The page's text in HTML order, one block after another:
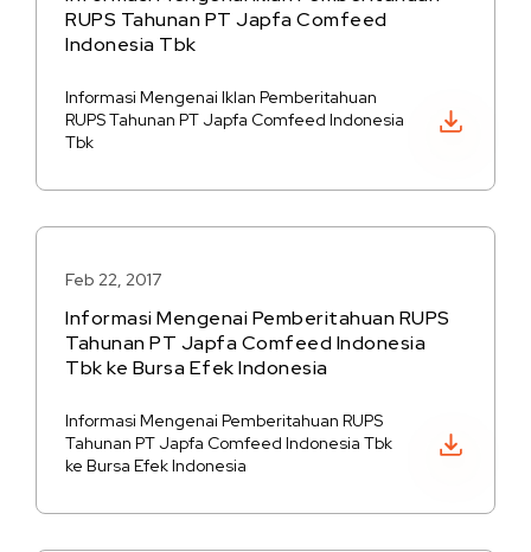
RUPS Tahunan PT Japfa Comfeed
Indonesia Tbk
Informasi Mengenai Iklan Pemberitahuan
RUPS Tahunan PT Japfa Comfeed Indonesia
Tbk
Feb 22, 2017
Informasi Mengenai Pemberitahuan RUPS
Tahunan PT Japfa Comfeed Indonesia
Tbk ke Bursa Efek Indonesia
Informasi Mengenai Pemberitahuan RUPS
Tahunan PT Japfa Comfeed Indonesia Tbk
ke Bursa Efek Indonesia